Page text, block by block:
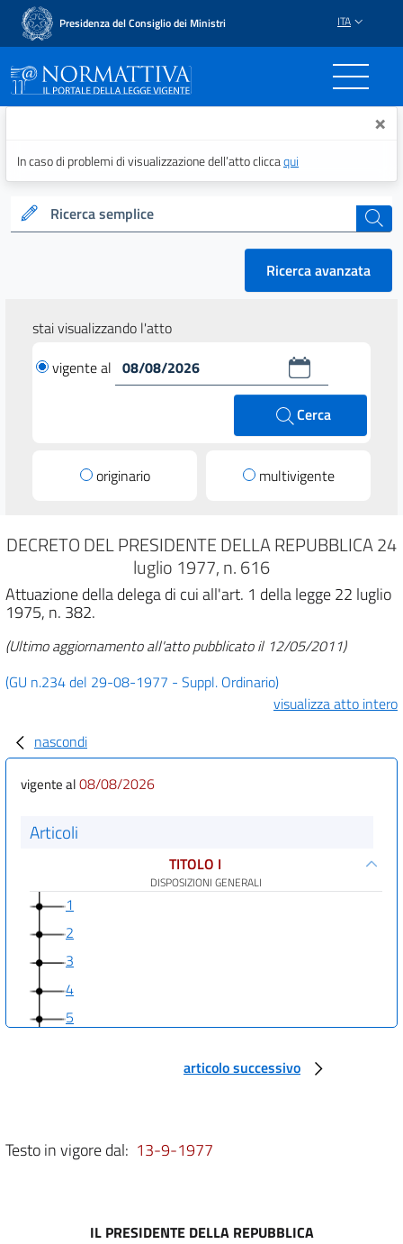
Presidenza del Consiglio dei Ministri ITA
Normattiva - Il portale ×
In caso di problemi di visualizzazione dell’atto cliccaqui
Ricerca semplice cerca
Ricerca avanzata
stai visualizzando l'atto
vigente al
Cerca
originario multivigente
DECRETO DEL PRESIDENTE DELLA REPUBBLICA 24
luglio 1977, n. 616
Attuazione della delega di cui all'art. 1 della legge 22 luglio
1975, n. 382.
(Ultimo aggiornamento all'atto pubblicato il 12/05/2011)
(GU n.234 del 29-08-1977 - Suppl. Ordinario)
visualizza atto intero
nascondi
vigente al08/08/2026
Articoli
TITOLO I
DISPOSIZIONI GENERALI
1
2
3
4
5
10
ORDINAMENTO
articolo successivo
Testo in vigore dal: 13-9-1977
IL PRESIDENTE DELLA REPUBBLICA